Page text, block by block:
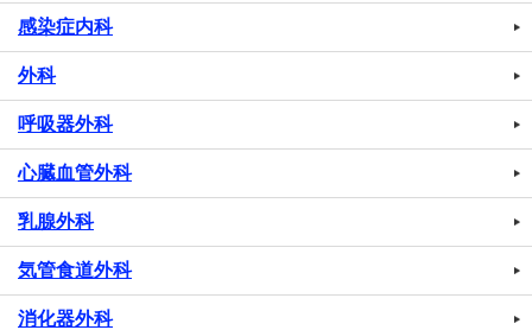
感染症内科
外科
呼吸器外科
心臓血管外科
乳腺外科
気管食道外科
消化器外科